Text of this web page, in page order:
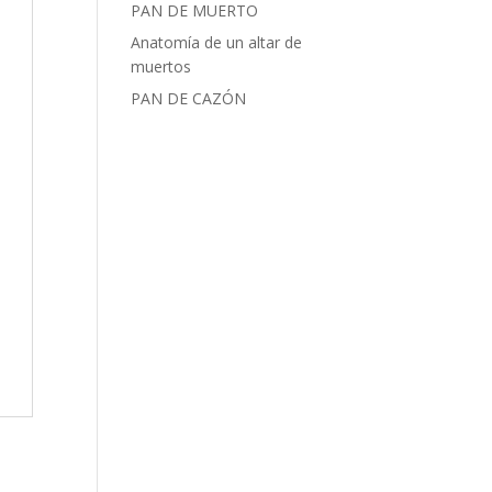
PAN DE MUERTO
Anatomía de un altar de
muertos
PAN DE CAZÓN